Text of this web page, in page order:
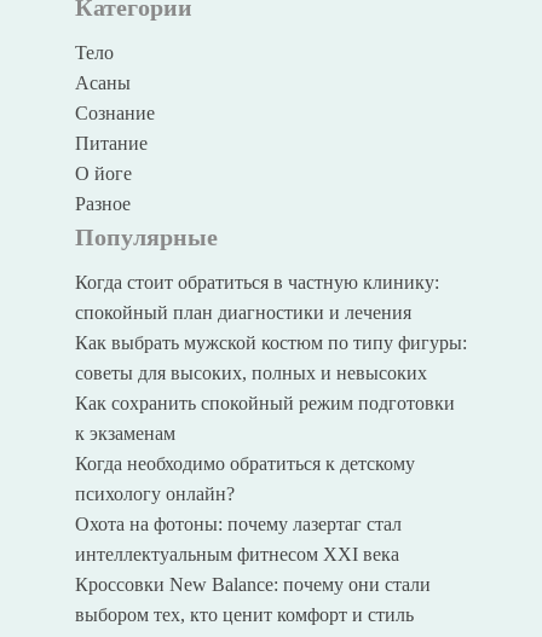
Категории
Тело
Асаны
Сознание
Питание
О йоге
Разное
Популярные
Когда стоит обратиться в частную клинику:
спокойный план диагностики и лечения
Как выбрать мужской костюм по типу фигуры:
советы для высоких, полных и невысоких
Как сохранить спокойный режим подготовки
к экзаменам
Когда необходимо обратиться к детскому
психологу онлайн?
Охота на фотоны: почему лазертаг стал
интеллектуальным фитнесом XXI века
Кроссовки New Balance: почему они стали
выбором тех, кто ценит комфорт и стиль